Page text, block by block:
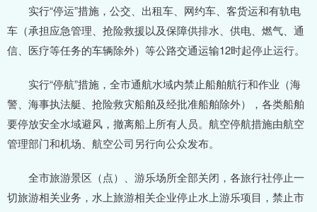
实行“停运”措施，公交、出租车、网约车、客货运和有轨电
车（承担应急管理、抢险救援以及保障供排水、供电、燃气、通
信、医疗等任务的车辆除外）等公路交通运输12时起停止运行。
实行“停航”措施，全市通航水域内禁止船舶航行和作业（海
警、海事执法艇、抢险救灾船舶及经批准船舶除外），各类船舶
要停放安全水域避风，撤离船上所有人员。航空停航措施由航空
管理部门和机场、航空公司另行向公众发布。
全市旅游景区（点）、游乐场所全部关闭，各旅行社停止一
切旅游相关业务，水上旅游相关企业停止水上游乐项目，禁止市